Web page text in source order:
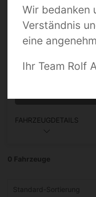
Kilometer bis
FAHRZEUGDETAILS
0 Fahrzeuge
Standard-Sortierung
Wir bedanken
Verständnis
eine
Ihr Team Rolf